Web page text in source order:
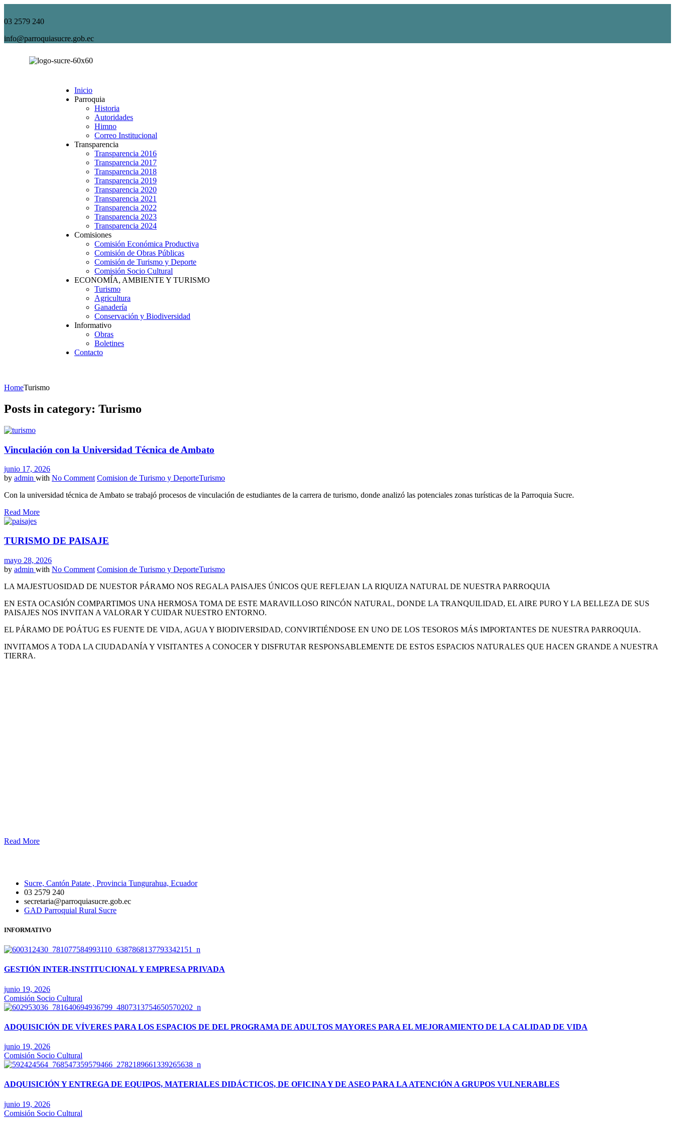
03 2579 240
info@parroquiasucre.gob.ec
Inicio
Parroquia
Historia
Autoridades
Himno
Correo Institucional
Transparencia
Transparencia 2016
Transparencia 2017
Transparencia 2018
Transparencia 2019
Transparencia 2020
Transparencia 2021
Transparencia 2022
Transparencia 2023
Transparencia 2024
Comisiones
Comisión Económica Productiva
Comisión de Obras Públicas
Comisión de Turismo y Deporte
Comisión Socio Cultural
ECONOMÍA, AMBIENTE Y TURISMO
Turismo
Agricultura
Ganadería
Conservación y Biodiversidad
Informativo
Obras
Boletines
Contacto
HomeTurismo
Posts in category: Turismo
Vinculación con la Universidad Técnica de Ambato
junio 17, 2026
by admin with No Comment Comision de Turismo y DeporteTurismo
Con la universidad técnica de Ambato se trabajó procesos de vinculación de estudiantes de la carrera de turismo, donde analizó las potenciales zonas turísticas de la Parroquia Sucre.
Read More
TURISMO DE PAISAJE
mayo 28, 2026
by admin with No Comment Comision de Turismo y DeporteTurismo
LA MAJESTUOSIDAD DE NUESTOR PÁRAMO NOS REGALA PAISAJES ÚNICOS QUE REFLEJAN LA RIQUIZA NATURAL DE NUESTRA PARROQUIA
EN ESTA OCASIÓN COMPARTIMOS UNA HERMOSA TOMA DE ESTE MARAVILLOSO RINCÓN NATURAL, DONDE LA TRANQUILIDAD, EL AIRE PURO Y LA BELLEZA DE SUS
PAISAJES NOS INVITAN A VALORAR Y CUIDAR NUESTRO ENTORNO.
EL PÁRAMO DE POÁTUG ES FUENTE DE VIDA, AGUA Y BIODIVERSIDAD, CONVIRTIÉNDOSE EN UNO DE LOS TESOROS MÁS IMPORTANTES DE NUESTRA PARROQUIA.
INVITAMOS A TODA LA CIUDADANÍA Y VISITANTES A CONOCER Y DISFRUTAR RESPONSABLEMENTE DE ESTOS ESPACIOS NATURALES QUE HACEN GRANDE A NUESTRA
TIERRA.
Read More
Sucre, Cantón Patate , Provincia Tungurahua, Ecuador
03 2579 240
secretaria@parroquiasucre.gob.ec
GAD Parroquial Rural Sucre
INFORMATIVO
GESTIÓN INTER-INSTITUCIONAL Y EMPRESA PRIVADA
junio 19, 2026
Comisión Socio Cultural
ADQUISICIÓN DE VÍVERES PARA LOS ESPACIOS DE DEL PROGRAMA DE ADULTOS MAYORES PARA EL MEJORAMIENTO DE LA CALIDAD DE VIDA
junio 19, 2026
Comisión Socio Cultural
ADQUISICIÓN Y ENTREGA DE EQUIPOS, MATERIALES DIDÁCTICOS, DE OFICINA Y DE ASEO PARA LA ATENCIÓN A GRUPOS VULNERABLES
junio 19, 2026
Comisión Socio Cultural